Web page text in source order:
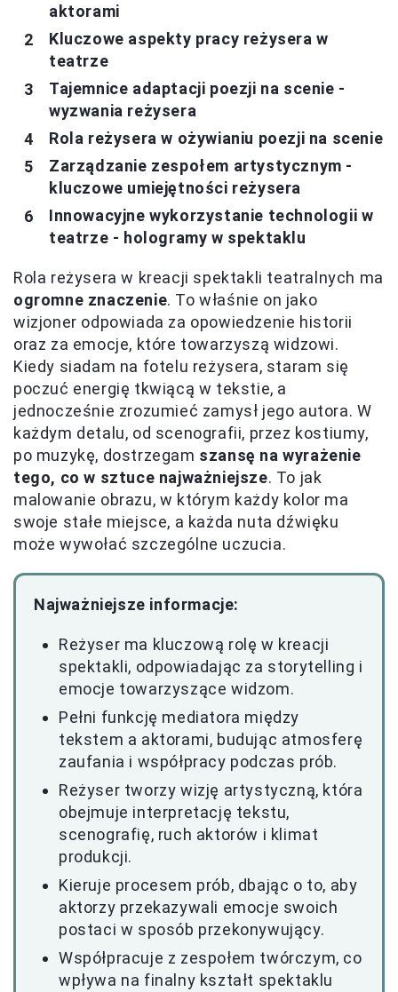
aktorami
Kluczowe aspekty pracy reżysera w
teatrze
Tajemnice adaptacji poezji na scenie -
wyzwania reżysera
Rola reżysera w ożywianiu poezji na scenie
Zarządzanie zespołem artystycznym -
kluczowe umiejętności reżysera
Innowacyjne wykorzystanie technologii w
teatrze - hologramy w spektaklu
Rola reżysera w kreacji spektakli teatralnych ma
ogromne znaczenie. To właśnie on jako
wizjoner odpowiada za opowiedzenie historii
oraz za emocje, które towarzyszą widzowi.
Kiedy siadam na fotelu reżysera, staram się
poczuć energię tkwiącą w tekstie, a
jednocześnie zrozumieć zamysł jego autora. W
każdym detalu, od scenografii, przez kostiumy,
po muzykę, dostrzegam szansę na wyrażenie
tego, co w sztuce najważniejsze. To jak
malowanie obrazu, w którym każdy kolor ma
swoje stałe miejsce, a każda nuta dźwięku
może wywołać szczególne uczucia.
Najważniejsze informacje:
Reżyser ma kluczową rolę w kreacji
spektakli, odpowiadając za storytelling i
emocje towarzyszące widzom.
Pełni funkcję mediatora między
tekstem a aktorami, budując atmosferę
zaufania i współpracy podczas prób.
Reżyser tworzy wizję artystyczną, która
obejmuje interpretację tekstu,
scenografię, ruch aktorów i klimat
produkcji.
Kieruje procesem prób, dbając o to, aby
aktorzy przekazywali emocje swoich
postaci w sposób przekonywujący.
Współpracuje z zespołem twórczym, co
wpływa na finalny kształt spektaklu